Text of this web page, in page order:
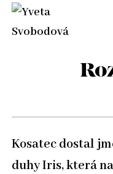
Kosatec dostal
duhy Iris, která